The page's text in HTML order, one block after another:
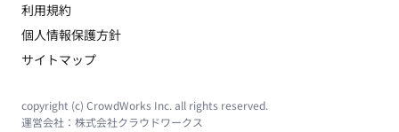
利用規約
個人情報保護方針
サイトマップ
copyright (c) CrowdWorks Inc. all rights reserved.
運営会社： 株式会社クラウドワークス